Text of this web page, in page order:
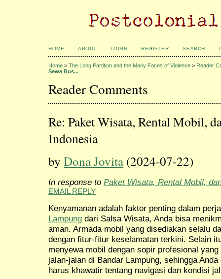
HOME ABOUT LOGIN REGISTER SEARCH
Home > The Long Partition and the Many Faces of Violence > Reader
Sewa Bus...
Reader Comments
Re: Paket Wisata, Rental Mobil,
Indonesia
by Dona Jovita (2024-07-22)
In response to Paket Wisata, Rental Mobil,
EMAIL REPLY
Kenyamanan adalah faktor penting dalam
Lampung dari Salsa Wisata, Anda bisa
aman. Armada mobil yang disediakan selalu
dengan fitur-fitur keselamatan terkini. Selain
menyewa mobil dengan sopir profesional
jalan-jalan di Bandar Lampung, sehingga
harus khawatir tentang navigasi dan kondisi